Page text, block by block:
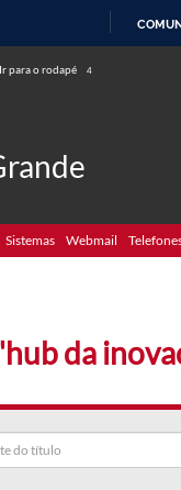
Ir para o rodapé 4
Sistemas Webmail
da